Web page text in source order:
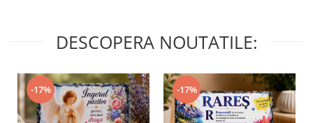
DESCOPERA NOUTATILE:
-17% -17%